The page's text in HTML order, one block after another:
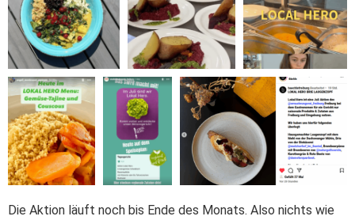
Die Aktion läuft noch bis Ende des Monats. Also nichts wie